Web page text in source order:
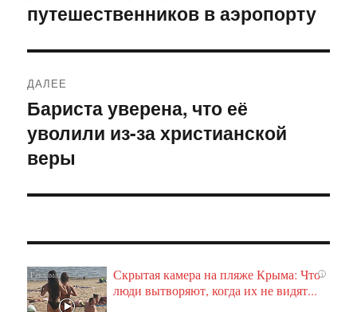
путешественников в аэропорту
ДАЛЕЕ
Следующая
запись:
Бариста уверена, что её
уволили из-за христианской
веры
i
Скрытая камера на пляже Крыма: Что
люди вытворяют, когда их не видят...